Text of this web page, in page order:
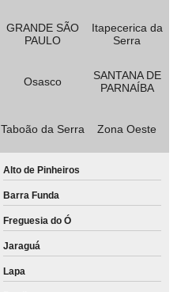
GRANDE SÃO
PAULO
Itapecerica da
Serra
Osasco
SANTANA DE
PARNAÍBA
Taboão da Serra Zona Oeste
Alto de Pinheiros
Barra Funda
Freguesia do Ó
Jaraguá
Lapa